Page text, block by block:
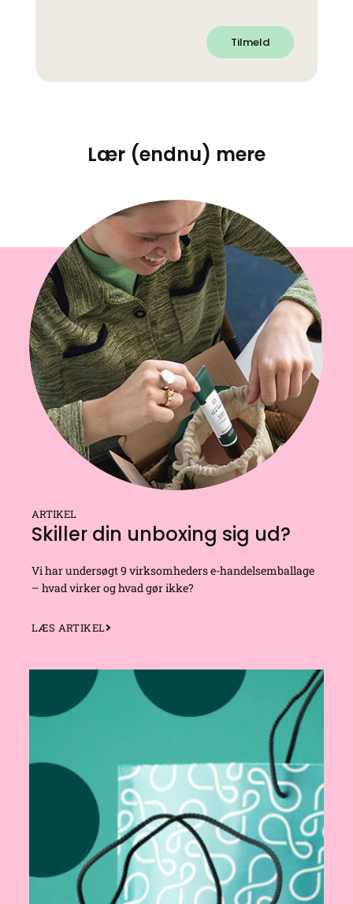
Tilmeld
Lær (endnu) mere
ARTIKEL
Skiller din unboxing sig ud?
Vi har undersøgt 9 virksomheders e-handelsemballage
– hvad virker og hvad gør ikke?
LÆS ARTIKEL